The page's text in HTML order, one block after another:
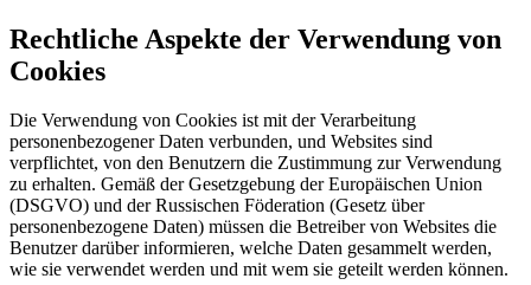
Rechtliche Aspekte der Verwendung von
Cookies
Die Verwendung von Cookies ist mit der Verarbeitung
personenbezogener Daten verbunden, und Websites sind
verpflichtet, von den Benutzern die Zustimmung zur Verwendung
zu erhalten. Gemäß der Gesetzgebung der Europäischen Union
(DSGVO) und der Russischen Föderation (Gesetz über
personenbezogene Daten) müssen die Betreiber von Websites die
Benutzer darüber informieren, welche Daten gesammelt werden,
wie sie verwendet werden und mit wem sie geteilt werden können.